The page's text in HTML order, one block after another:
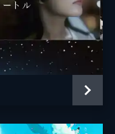
大野百花
津川雅彦
リリー・フランキー
細田守